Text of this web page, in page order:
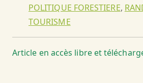
POLITIQUE FORESTIERE,
TOURISME
Article en accès libre et